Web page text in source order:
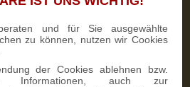
und für Sie ausgewählte
zu können, nutzen wir Cookies
der Cookies ablehnen bzw.
Informationen, auch zur
in
333 Bewertungen
700g Feinster Mohnstriezel